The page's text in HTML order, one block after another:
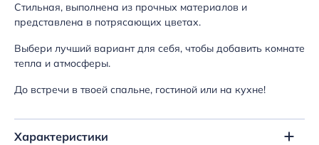
Стильная, выполнена из прочных материалов и
представлена в потрясающих цветах.
Выбери лучший вариант для себя, чтобы добавить комнате
тепла и атмосферы.
До встречи в твоей спальне, гостиной или на кухне!
Характеристики